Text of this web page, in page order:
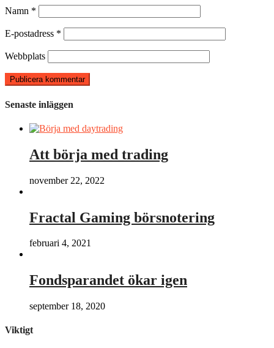
Namn *
E-postadress *
Webbplats
Senaste inläggen
Att börja med trading
november 22, 2022
Fractal Gaming börsnotering
februari 4, 2021
Fondsparandet ökar igen
september 18, 2020
Viktigt